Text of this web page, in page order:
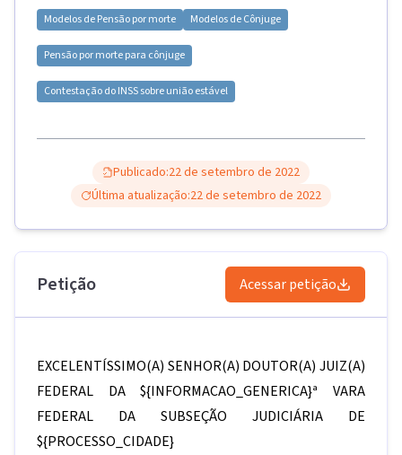
Modelos dePensão por morte Modelos deCônjuge
Pensão por morte para cônjuge
Contestação do INSS sobre união estável
Publicado:22 de setembro de 2022
Última atualização:22 de setembro de 2022
Petição Acessar petição
EXCELENTÍSSIMO(A) SENHOR(A) DOUTOR(A) JUIZ(A)
FEDERAL DA${INFORMACAO_GENERICA}ª VARA
FEDERAL DA SUBSEÇÃO JUDICIÁRIA DE
${PROCESSO_CIDADE}